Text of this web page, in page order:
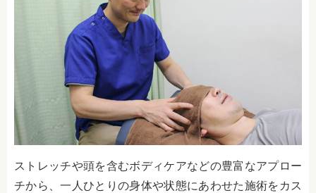
ストレッチや頭を含むボディケアなどの豊富なアプロー
チから、一人ひとりの身体や状態にあわせた施術をカス